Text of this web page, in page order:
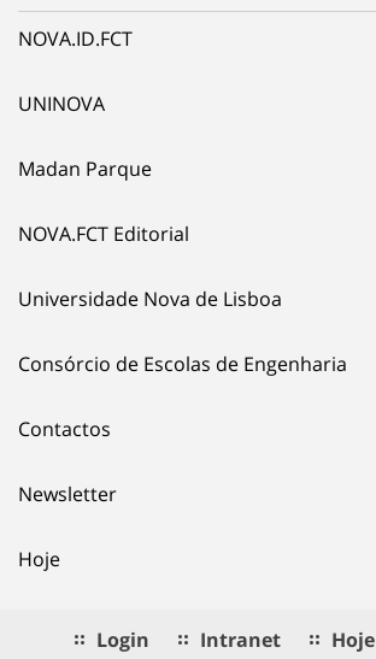
NOVA.ID.FCT
UNINOVA
Madan Parque
NOVA.FCT Editorial
Universidade Nova de Lisboa
Consórcio de Escolas de Engenharia
Contactos
Newsletter
Hoje
Login Intranet Hoje